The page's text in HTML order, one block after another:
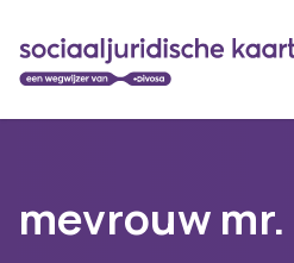
mevrouw mr.